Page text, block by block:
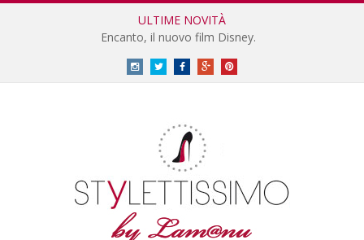
ULTIME NOVITÀ
Encanto, il nuovo film Disney.
InstagramTwitterFacebookGoogle
Plus
Pinterest